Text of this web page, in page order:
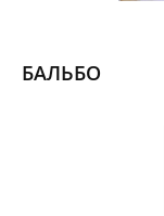
БАЛЬБО